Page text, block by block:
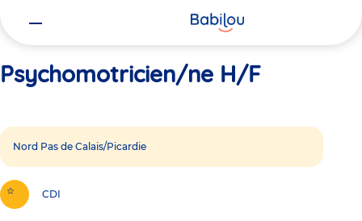
Psychomotricien/ne H/F
Nord Pas de Calais/Picardie
CDI